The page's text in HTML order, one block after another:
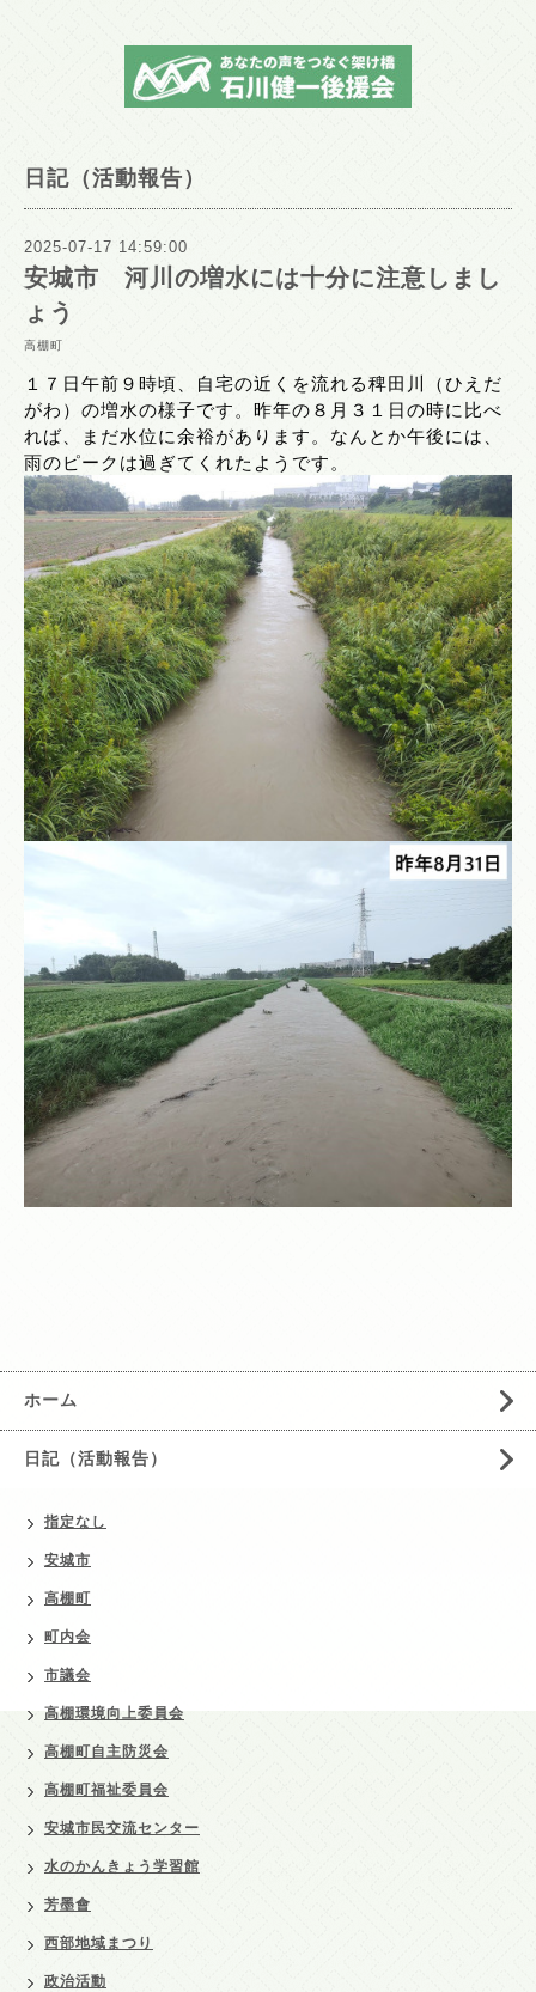
日記（活動報告）
2025-07-17 14:59:00
安城市 河川の増水には十分に注意しまし
ょう
高棚町
１７日午前９時頃、自宅の近くを流れる稗田川（ひえだ
がわ）の増水の様子です。昨年の８月３１日の時に比べ
れば、まだ水位に余裕があります。なんとか午後には、
雨のピークは過ぎてくれたようです。
ホーム
日記（活動報告）
指定なし
安城市
高棚町
町内会
市議会
高棚環境向上委員会
高棚町自主防災会
高棚町福祉委員会
安城市民交流センター
水のかんきょう学習館
芳墨會
西部地域まつり
政治活動